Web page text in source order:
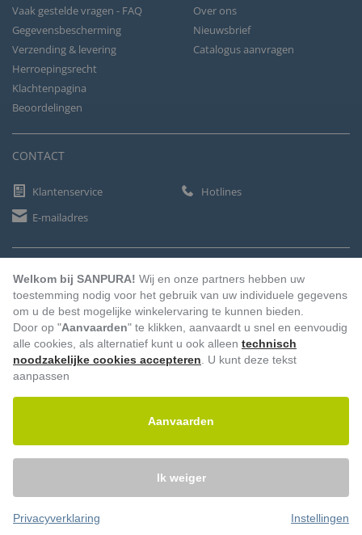
Vaak gestelde vragen - FAQ
Gegevensbescherming
Verzending & levering
Herroepingsrecht
Klachtenpagina
Beoordelingen
Over ons
Nieuwsbrief
Catalogus aanvragen
CONTACT
Klantenservice
Hotlines
E-mailadres
Vooruitbetaling Factuur Automatische afschrijving
© 2026 – Sanpura. Alle rechten voorbehouden.
Welkom bij SANPURA! Wij en onze partners hebben uw
toestemming nodig voor het gebruik van uw individuele gegevens
om u de best mogelijke winkelervaring te kunnen bieden.
Door op "Aanvaarden" te klikken, aanvaardt u snel en eenvoudig
alle cookies, als alternatief kunt u ook alleen technisch
noodzakelijke cookies accepteren . U kunt deze tekst
aanpassen
Aanvaarden
Ik weiger
Privacyverklaring Instellingen